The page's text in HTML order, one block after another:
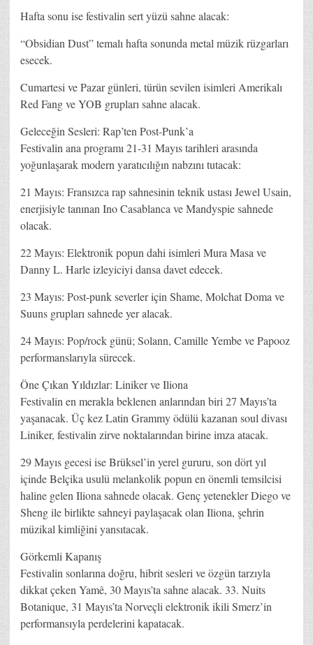
Hafta sonu ise festivalin sert yüzü sahne alacak:
“Obsidian Dust” temalı hafta sonunda metal müzik rüzgarları
esecek.
Cumartesi ve Pazar günleri, türün sevilen isimleri Amerikalı
Red Fang ve YOB grupları sahne alacak.
Geleceğin Sesleri: Rap’ten Post-Punk’a
Festivalin ana programı 21-31 Mayıs tarihleri arasında
yoğunlaşarak modern yaratıcılığın nabzını tutacak:
21 Mayıs: Fransızca rap sahnesinin teknik ustası Jewel Usain,
enerjisiyle tanınan Ino Casablanca ve Mandyspie sahnede
olacak.
22 Mayıs: Elektronik popun dahi isimleri Mura Masa ve
Danny L. Harle izleyiciyi dansa davet edecek.
23 Mayıs: Post-punk severler için Shame, Molchat Doma ve
Suuns grupları sahnede yer alacak.
24 Mayıs: Pop/rock günü; Solann, Camille Yembe ve Papooz
performanslarıyla sürecek.
Öne Çıkan Yıldızlar: Liniker ve Iliona
Festivalin en merakla beklenen anlarından biri 27 Mayıs’ta
yaşanacak. Üç kez Latin Grammy ödülü kazanan soul divası
Liniker, festivalin zirve noktalarından birine imza atacak.
29 Mayıs gecesi ise Brüksel’in yerel gururu, son dört yıl
içinde Belçika usulü melankolik popun en önemli temsilcisi
haline gelen Iliona sahnede olacak. Genç yetenekler Diego ve
Sheng ile birlikte sahneyi paylaşacak olan Iliona, şehrin
müzikal kimliğini yansıtacak.
Görkemli Kapanış
Festivalin sonlarına doğru, hibrit sesleri ve özgün tarzıyla
dikkat çeken Yamê, 30 Mayıs’ta sahne alacak. 33. Nuits
Botanique, 31 Mayıs’ta Norveçli elektronik ikili Smerz’in
performansıyla perdelerini kapatacak.